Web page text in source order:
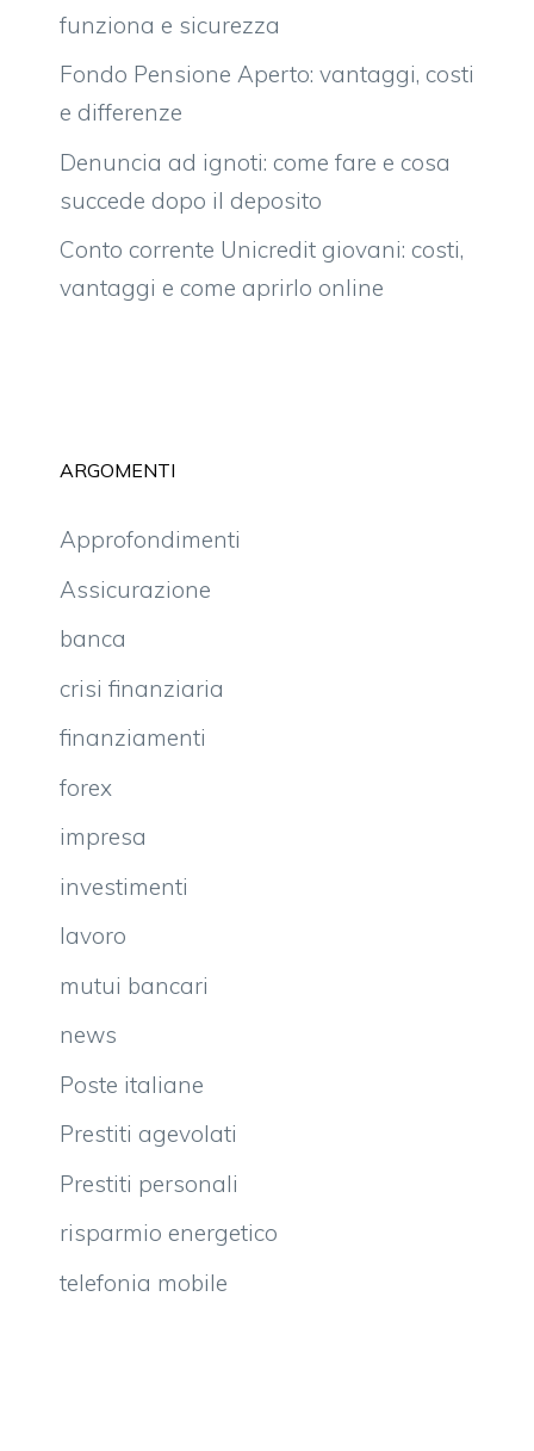
funziona e sicurezza
Fondo Pensione Aperto: vantaggi, costi
e differenze
Denuncia ad ignoti: come fare e cosa
succede dopo il deposito
Conto corrente Unicredit giovani: costi,
vantaggi e come aprirlo online
ARGOMENTI
Approfondimenti
Assicurazione
banca
crisi finanziaria
finanziamenti
forex
impresa
investimenti
lavoro
mutui bancari
news
Poste italiane
Prestiti agevolati
Prestiti personali
risparmio energetico
telefonia mobile